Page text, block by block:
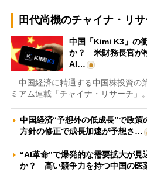
田代尚機のチャイナ・リ
中国「Kimi K3」の
か？ 米財務長官が
AI…
中国経済に精通する中国株投資の
ミアム連載「チャイナ・リサーチ」
中国経済“予想外の低成長”で政
方針の修正で成長加速が予想さ…
“AI革命”で爆発的な需要拡大が見
か？ 高い競争力を持つ中国の医